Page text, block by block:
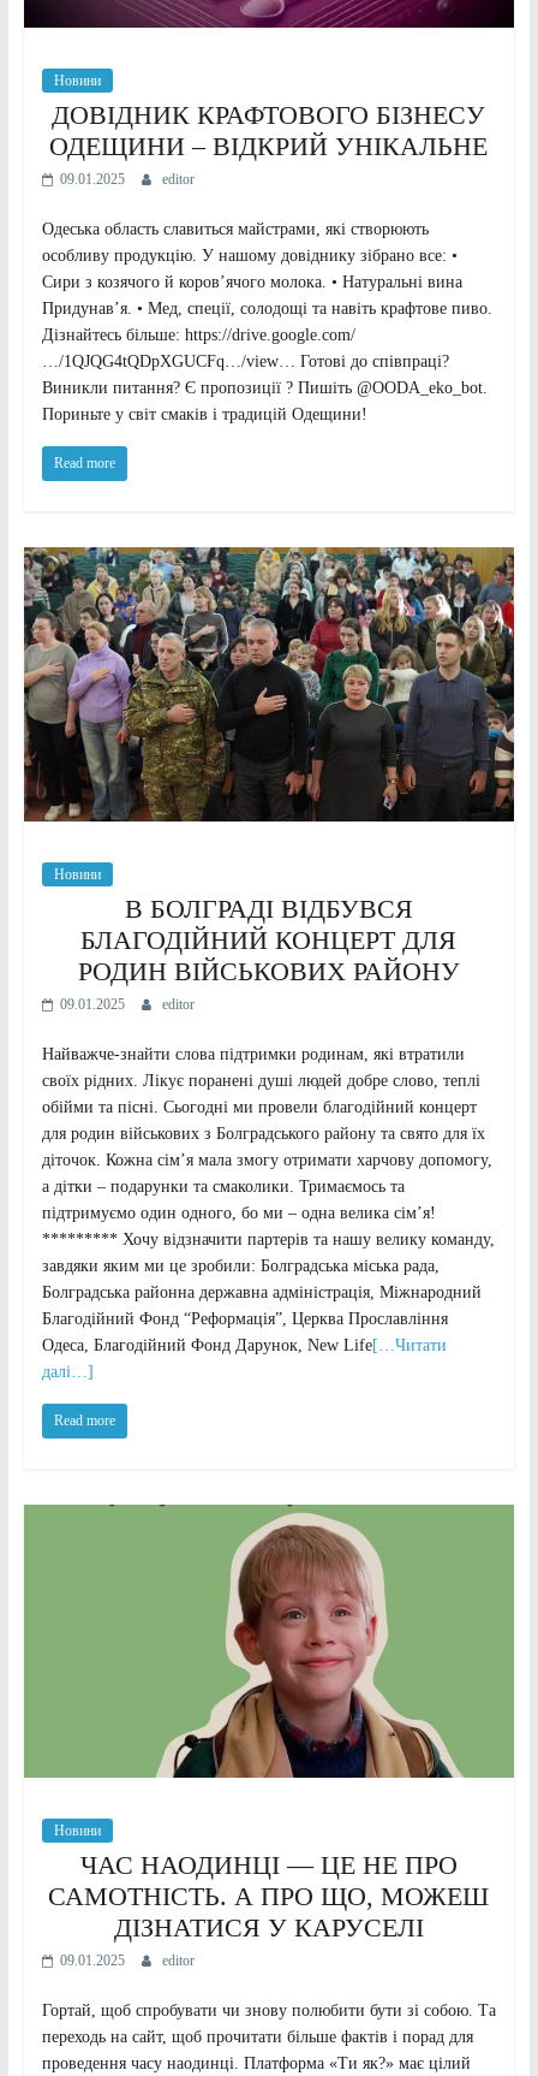
Новини
ДОВІДНИК КРАФТОВОГО БІЗНЕСУ
ОДЕЩИНИ – ВІДКРИЙ УНІКАЛЬНЕ
09.01.2025 editor
Одеська область славиться майстрами, які створюють
особливу продукцію. У нашому довіднику зібрано все: •
Сири з козячого й коров’ячого молока. • Натуральні вина
Придунав’я. • Мед, спеції, солодощі та навіть крафтове пиво.
Дізнайтесь більше: https://drive.google.com/
…/1QJQG4tQDpXGUCFq…/view… Готові до співпраці?
Виникли питання? Є пропозиції ? Пишіть @OODA_eko_bot.
Пориньте у світ смаків і традицій Одещини!
Read more
Новини
В БОЛГРАДІ ВІДБУВСЯ
БЛАГОДІЙНИЙ КОНЦЕРТ ДЛЯ
РОДИН ВІЙСЬКОВИХ РАЙОНУ
09.01.2025 editor
Найважче-знайти слова підтримки родинам, які втратили
своїх рідних. Лікує поранені душі людей добре слово, теплі
обійми та пісні. Сьогодні ми провели благодійний концерт
для родин військових з Болградського району та свято для їх
діточок. Кожна сімʼя мала змогу отримати харчову допомогу,
а дітки – подарунки та смаколики. Тримаємось та
підтримуємо один одного, бо ми – одна велика сімʼя!
********* Хочу відзначити партерів та нашу велику команду,
завдяки яким ми це зробили: Болградська міська рада,
Болградська районна державна адміністрація, Міжнародний
Благодійний Фонд “Реформація”, Церква Прославління
Одеса, Благодійний Фонд Дарунок, New Life[…Читати
далі…]
Read more
Новини
ЧАС НАОДИНЦІ — ЦЕ НЕ ПРО
САМОТНІСТЬ. А ПРО ЩО, МОЖЕШ
ДІЗНАТИСЯ У КАРУСЕЛІ
09.01.2025 editor
Гортай, щоб спробувати чи знову полюбити бути зі собою. Та
переходь на сайт, щоб прочитати більше фактів і порад для
проведення часу наодинці. Платформа «Ти як?» має цілий